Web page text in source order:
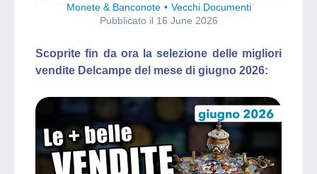
Monete & Banconote
Vecchi Documenti
Pubblicato il 16 June 2026
Scoprite fin da ora la selezione delle migliori
vendite Delcampe del mese di giugno 2026: